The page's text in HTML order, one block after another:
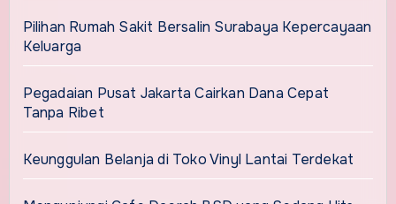
Pilihan Rumah Sakit Bersalin Surabaya Kepercayaan
Keluarga
Pegadaian Pusat Jakarta Cairkan Dana Cepat
Tanpa Ribet
Keunggulan Belanja di Toko Vinyl Lantai Terdekat